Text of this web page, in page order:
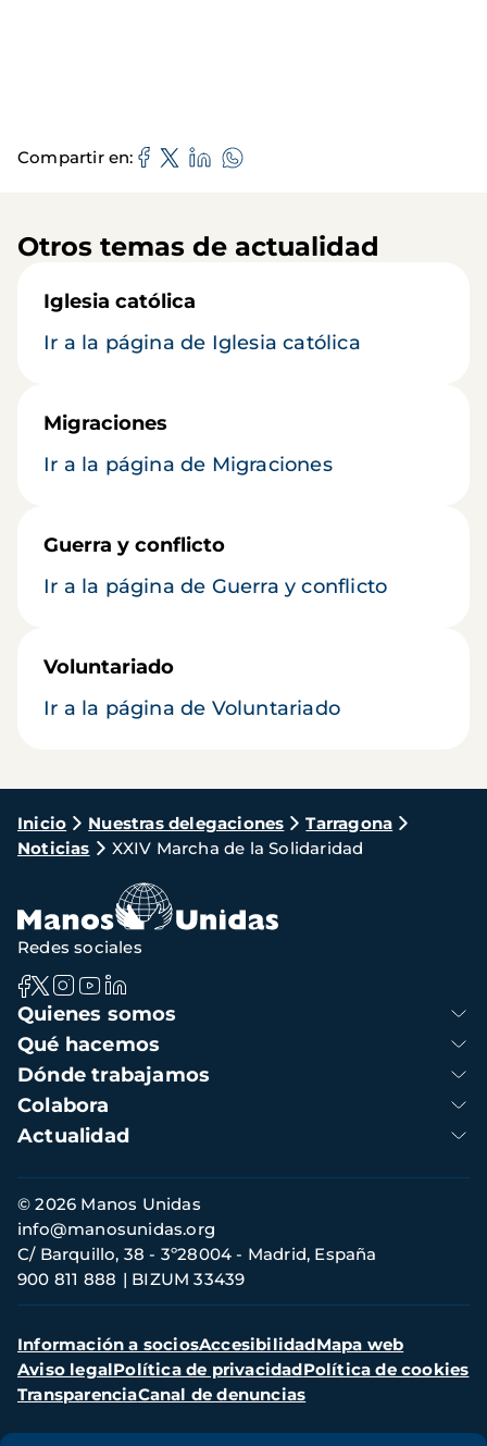
Compartir en
Otros temas de actualidad
Iglesia católica
Ir a la página de Iglesia católica
Migraciones
Ir a la página de Migraciones
Guerra y conflicto
Ir a la página de Guerra y conflicto
Voluntariado
Ir a la página de Voluntariado
Ruta
de
navegación
Inicio Nuestras delegaciones
Tarragona
Noticias
XXIV Marcha de la Solidaridad
Navegación
principal
Quienes somos
Qué hacemos
Dónde trabajamos
Colabora
Actualidad
Redes sociales
Información
de
contacto
© 2026 Manos Unidas
C/ Barquillo, 38 - 3º28004 - Madrid, España
900 811 888
BIZUM 33439
info@manosunidas.org
Menú
secundario
Información a sociosAccesibilidadMapa web
Aviso legalPolítica de privacidadPolítica de cookies
TransparenciaCanal de denuncias